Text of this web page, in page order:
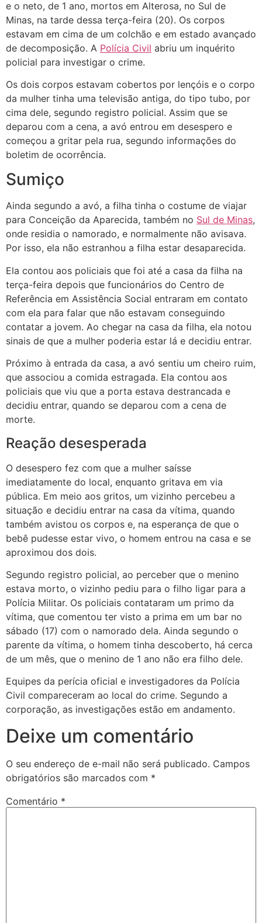
e o neto, de 1 ano, mortos em Alterosa, no Sul de
Minas, na tarde dessa terça-feira (20). Os corpos
estavam em cima de um colchão e em estado avançado
de decomposição. A Polícia Civil abriu um inquérito
policial para investigar o crime.
Os dois corpos estavam cobertos por lençóis e o corpo
da mulher tinha uma televisão antiga, do tipo tubo, por
cima dele, segundo registro policial. Assim que se
deparou com a cena, a avó entrou em desespero e
começou a gritar pela rua, segundo informações do
boletim de ocorrência.
Sumiço
Ainda segundo a avó, a filha tinha o costume de viajar
para Conceição da Aparecida, também no Sul de Minas,
onde residia o namorado, e normalmente não avisava.
Por isso, ela não estranhou a filha estar desaparecida.
Ela contou aos policiais que foi até a casa da filha na
terça-feira depois que funcionários do Centro de
Referência em Assistência Social entraram em contato
com ela para falar que não estavam conseguindo
contatar a jovem. Ao chegar na casa da filha, ela notou
sinais de que a mulher poderia estar lá e decidiu entrar.
Próximo à entrada da casa, a avó sentiu um cheiro ruim,
que associou a comida estragada. Ela contou aos
policiais que viu que a porta estava destrancada e
decidiu entrar, quando se deparou com a cena de
morte.
Reação desesperada
O desespero fez com que a mulher saísse
imediatamente do local, enquanto gritava em via
pública. Em meio aos gritos, um vizinho percebeu a
situação e decidiu entrar na casa da vítima, quando
também avistou os corpos e, na esperança de que o
bebê pudesse estar vivo, o homem entrou na casa e se
aproximou dos dois.
Segundo registro policial, ao perceber que o menino
estava morto, o vizinho pediu para o filho ligar para a
Polícia Militar. Os policiais contataram um primo da
vítima, que comentou ter visto a prima em um bar no
sábado (17) com o namorado dela. Ainda segundo o
parente da vítima, o homem tinha descoberto, há cerca
de um mês, que o menino de 1 ano não era filho dele.
Equipes da perícia oficial e investigadores da Polícia
Civil compareceram ao local do crime. Segundo a
corporação, as investigações estão em andamento.
Deixe um comentário
O seu endereço de e-mail não será publicado. Campos
obrigatórios são marcados com *
Comentário *